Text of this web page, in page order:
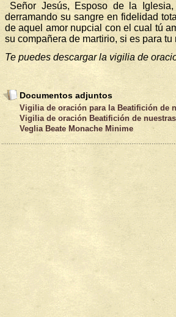
Señor Jesús, Esposo de la
derramando su sangre en fidelidad
de aquel amor nupcial con el cual tú
su compañera de martirio, si es para
Te puedes descargar la vigilia de
Documentos adjuntos
Vigilia de oración para la Beatifición de
Vigilia de oración Beatifición de
Veglia Beate Monache Minime